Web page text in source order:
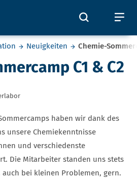
Öffnet
Neuigkeiten Chemie-
C1 & C2
haben wir dank des
unsere Chemiekenntnisse
und verschiedenste
Die Mitarbeiter standen uns stets
bei kleinen Problemen, gern.